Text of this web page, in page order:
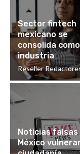
Sector fintech
mexicano se
consolida
industria
Reseller
Noticias falsas
México